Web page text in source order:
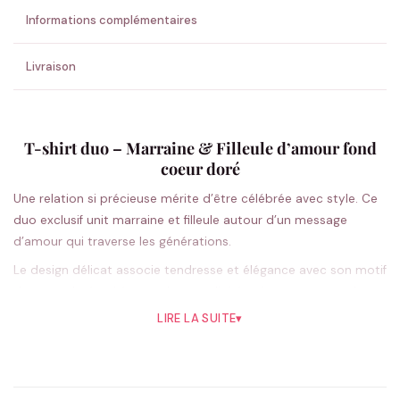
Informations complémentaires
Livraison
T-shirt duo – Marraine & Filleule d’amour fond
coeur doré
Une relation si précieuse mérite d’être célébrée avec style. Ce
duo exclusif unit marraine et filleule autour d’un message
d’amour qui traverse les générations.
Le design délicat associe tendresse et élégance avec son motif
femmes exceptionnelles. Chaque t-shirt raconte une partie de
LIRE LA SUITE▾